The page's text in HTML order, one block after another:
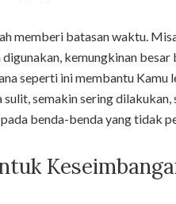
memberi batasan waktu.
kemungkinan
seperti ini membantu Kamu
semakin sering
benda-benda yang tidak